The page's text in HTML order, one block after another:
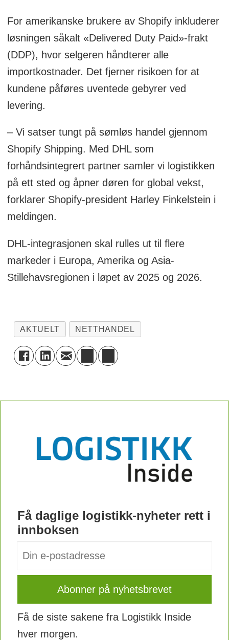
For amerikanske brukere av Shopify inkluderer
løsningen såkalt «Delivered Duty Paid»-frakt
(DDP), hvor selgeren håndterer alle
importkostnader. Det fjerner risikoen for at
kundene påføres uventede gebyrer ved
levering.
– Vi satser tungt på sømløs handel gjennom
Shopify Shipping. Med DHL som
forhåndsintegrert partner samler vi logistikken
på ett sted og åpner døren for global vekst,
forklarer Shopify-president Harley Finkelstein i
meldingen.
DHL-integrasjonen skal rulles ut til flere
markeder i Europa, Amerika og Asia-
Stillehavsregionen i løpet av 2025 og 2026.
AKTUELT NETTHANDEL
Få daglige logistikk-nyheter rett i
innboksen
Få de siste sakene fra Logistikk Inside
hver morgen.